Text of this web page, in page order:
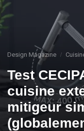
Design Magazine
Test
cuisine
mitigeur